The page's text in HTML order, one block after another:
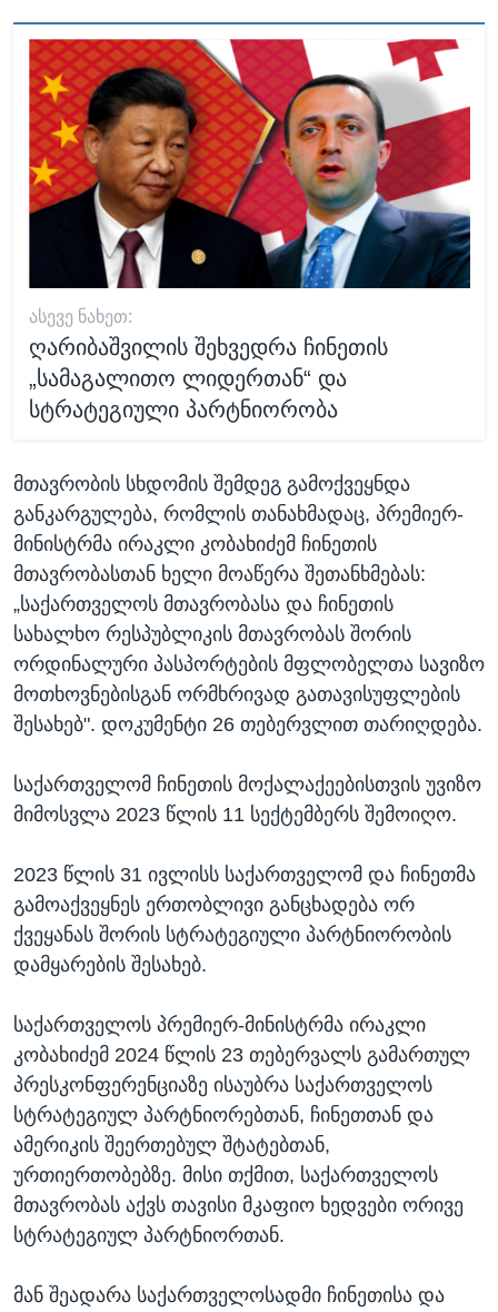
ᲐᲡᲔᲕᲔ ᲜᲐᲮᲔᲗ:
ღარიბაშვილის შეხვედრა ჩინეთის
„სამაგალითო ლიდერთან“ და
სტრატეგიული პარტნიორობა
მთავრობის სხდომის შემდეგ გამოქვეყნდა
განკარგულება, რომლის თანახმადაც, პრემიერ-
მინისტრმა ირაკლი კობახიძემ ჩინეთის
მთავრობასთან ხელი მოაწერა შეთანხმებას:
„საქართველოს მთავრობასა და ჩინეთის
სახალხო რესპუბლიკის მთავრობას შორის
ორდინალური პასპორტების მფლობელთა სავიზო
მოთხოვნებისგან ორმხრივად გათავისუფლების
შესახებ". დოკუმენტი 26 თებერვლით თარიღდება.
საქართველომ ჩინეთის მოქალაქეებისთვის უვიზო
მიმოსვლა 2023 წლის 11 სექტემბერს შემოიღო.
2023 წლის 31 ივლისს საქართველომ და ჩინეთმა
გამოაქვეყნეს ერთობლივი განცხადება ორ
ქვეყანას შორის სტრატეგიული პარტნიორობის
დამყარების შესახებ.
საქართველოს პრემიერ-მინისტრმა ირაკლი
კობახიძემ 2024 წლის 23 თებერვალს გამართულ
პრესკონფერენციაზე ისაუბრა საქართველოს
სტრატეგიულ პარტნიორებთან, ჩინეთთან და
ამერიკის შეერთებულ შტატებთან,
ურთიერთობებზე. მისი თქმით, საქართველოს
მთავრობას აქვს თავისი მკაფიო ხედვები ორივე
სტრატეგიულ პარტნიორთან.
მან შეადარა საქართველოსადმი ჩინეთისა და